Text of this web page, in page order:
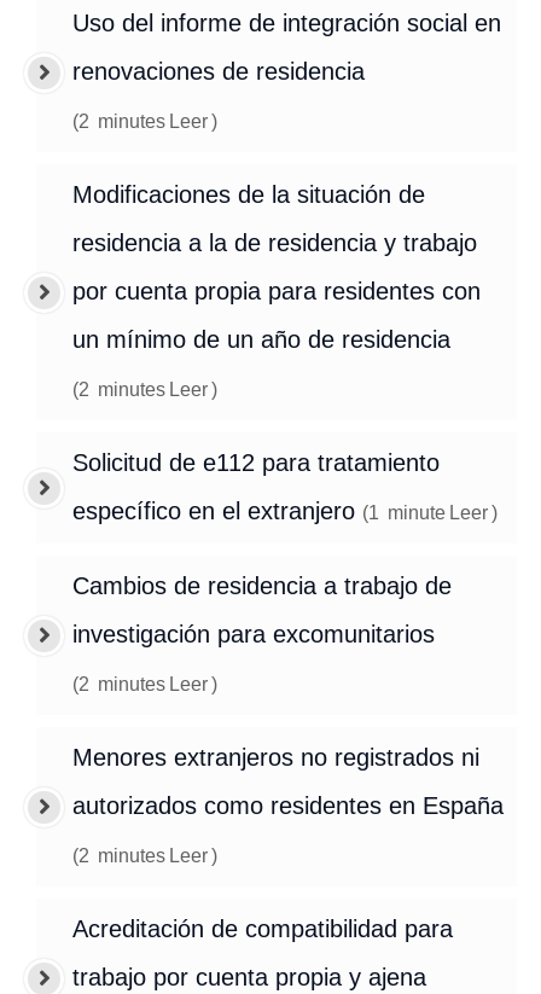
Uso del informe de integración social en
renovaciones de residencia
(2 minutes Leer)
Modificaciones de la situación de
residencia a la de residencia y trabajo
por cuenta propia para residentes con
un mínimo de un año de residencia
(2 minutes Leer)
Solicitud de e112 para tratamiento
específico en el extranjero (1 minute Leer)
Cambios de residencia a trabajo de
investigación para excomunitarios
(2 minutes Leer)
Menores extranjeros no registrados ni
autorizados como residentes en España
(2 minutes Leer)
Acreditación de compatibilidad para
trabajo por cuenta propia y ajena